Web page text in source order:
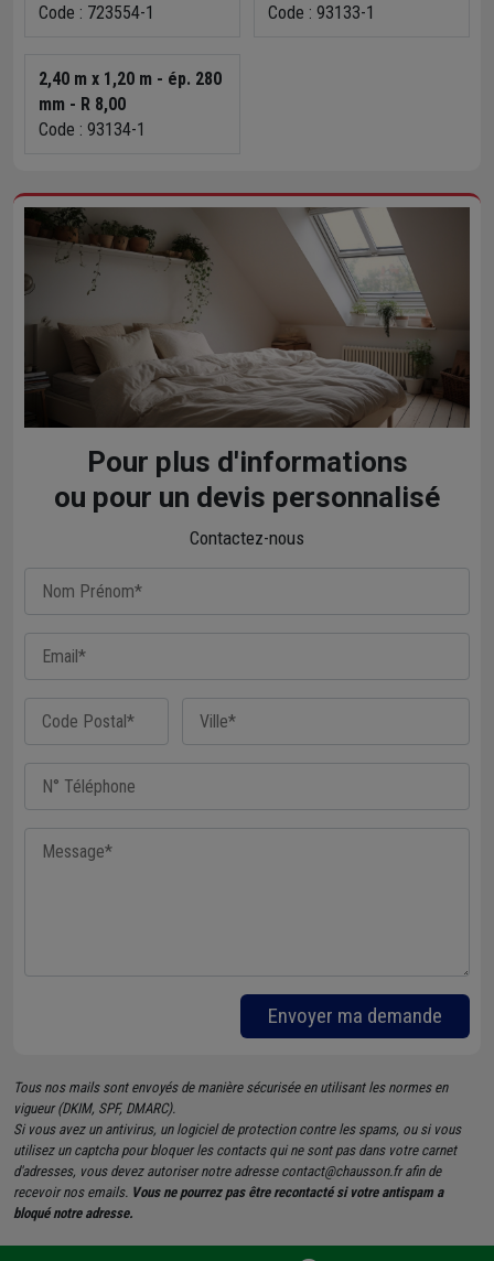
Code : 723554-1
Code : 93133-1
2,40 m x 1,20 m - ép. 280
mm - R 8,00
Code : 93134-1
Pour plus d'informations
ou pour un devis personnalisé
Contactez-nous
Envoyer ma demande
Tous nos mails sont envoyés de manière sécurisée en utilisant les normes en
vigueur (DKIM, SPF, DMARC).
Si vous avez un antivirus, un logiciel de protection contre les spams, ou si vous
utilisez un captcha pour bloquer les contacts qui ne sont pas dans votre carnet
d'adresses, vous devez autoriser notre adresse contact@chausson.fr afin de
recevoir nos emails. Vous ne pourrez pas être recontacté si votre antispam a
bloqué notre adresse.